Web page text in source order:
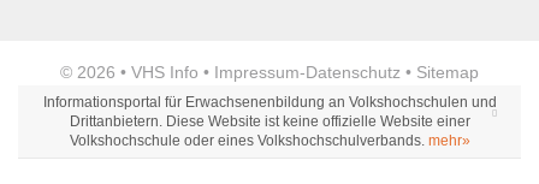
Öffnungszeiten
© 2026 • VHS Info • Impressum-Datenschutz • Sitemap
Informationsportal für Erwachsenenbildung an Volkshochschulen und
Drittanbietern. Diese Website ist keine offizielle Website einer
Volkshochschule oder eines Volkshochschulverbands. mehr»